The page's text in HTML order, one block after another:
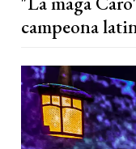
campeona